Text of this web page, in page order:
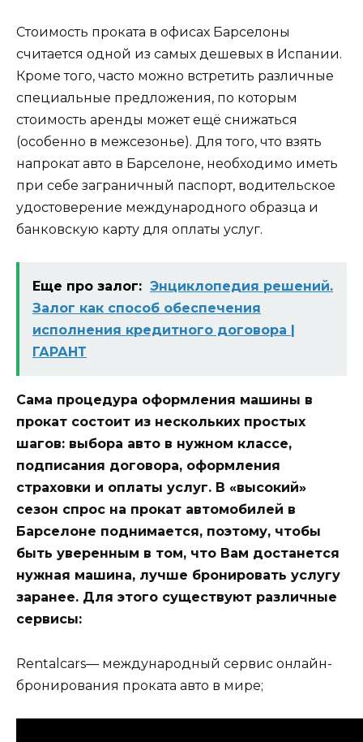
Стоимость проката в офисах Барселоны
считается одной из самых дешевых в Испании.
Кроме того, часто можно встретить различные
специальные предложения, по которым
стоимость аренды может ещё снижаться
(особенно в межсезонье). Для того, что взять
напрокат авто в Барселоне, необходимо иметь
при себе заграничный паспорт, водительское
удостоверение международного образца и
банковскую карту для оплаты услуг.
Еще про залог: Энциклопедия решений.
Залог как способ обеспечения
исполнения кредитного договора |
ГАРАНТ
Сама процедура оформления машины в
прокат состоит из нескольких простых
шагов: выбора авто в нужном классе,
подписания договора, оформления
страховки и оплаты услуг. В «высокий»
сезон спрос на прокат автомобилей в
Барселоне поднимается, поэтому, чтобы
быть уверенным в том, что Вам достанется
нужная машина, лучше бронировать услугу
заранее. Для этого существуют различные
сервисы:
Rentalcars— международный сервис онлайн-
бронирования проката авто в мире;